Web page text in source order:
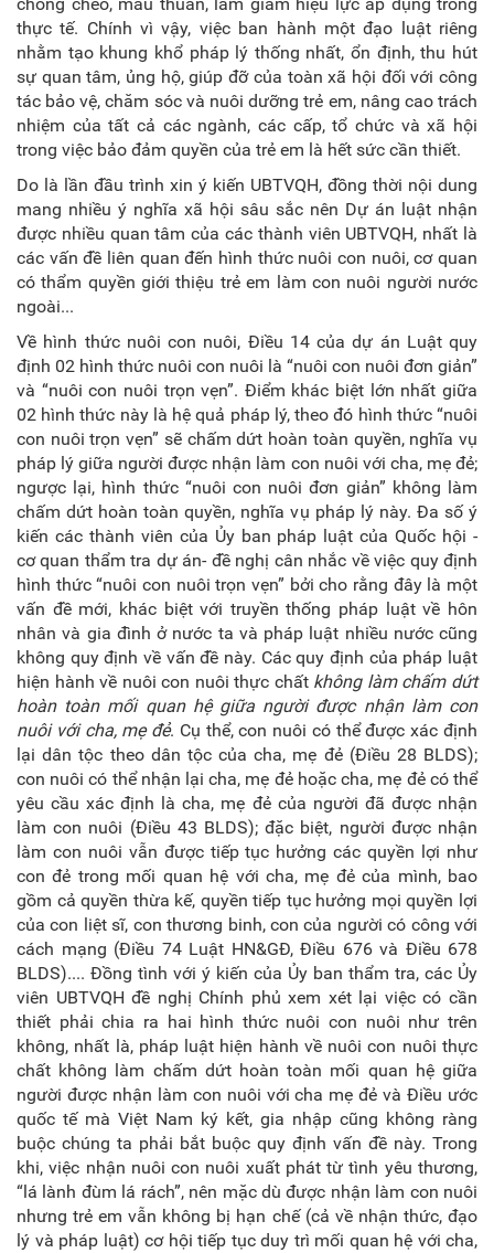
thực tế. Chính vì vậy, việc ban hành một đạo luật riêng
nhằm tạo khung khổ pháp lý thống nhất, ổn định, thu hút
sự quan tâm, ủng hộ, giúp đỡ của toàn xã hội đối với công
tác bảo vệ, chăm sóc và nuôi dưỡng trẻ em, nâng cao trách
nhiệm của tất cả các ngành, các cấp, tổ chức và xã hội
trong việc bảo đảm quyền của trẻ em là hết sức cần thiết.
Do là lần đầu trình xin ý kiến UBTVQH, đồng thời nội dung
mang nhiều ý nghĩa xã hội sâu sắc nên Dự án luật nhận
được nhiều quan tâm của các thành viên UBTVQH, nhất là
các vấn đề liên quan đến hình thức nuôi con nuôi, cơ quan
có thẩm quyền giới thiệu trẻ em làm con nuôi người nước
ngoài...
Về hình thức nuôi con nuôi, Điều 14 của dự án Luật quy
định 02 hình thức nuôi con nuôi là “nuôi con nuôi đơn giản”
và “nuôi con nuôi trọn vẹn”. Điểm khác biệt lớn nhất giữa
02 hình thức này là hệ quả pháp lý, theo đó hình thức “nuôi
con nuôi trọn vẹn” sẽ chấm dứt hoàn toàn quyền, nghĩa vụ
pháp lý giữa người được nhận làm con nuôi với cha, mẹ đẻ;
ngược lại, hình thức “nuôi con nuôi đơn giản” không làm
chấm dứt hoàn toàn quyền, nghĩa vụ pháp lý này. Đa số ý
kiến các thành viên của Ủy ban pháp luật của Quốc hội -
cơ quan thẩm tra dự án- đề nghị cân nhắc về việc quy định
hình thức “nuôi con nuôi trọn vẹn” bởi cho rằng đây là một
vấn đề mới, khác biệt với truyền thống pháp luật về hôn
nhân và gia đình ở nước ta và pháp luật nhiều nước cũng
không quy định về vấn đề này. Các quy định của pháp luật
hiện hành về nuôi con nuôi thực chất không làm chấm dứt
hoàn toàn mối quan hệ giữa người được nhận làm con
nuôi với cha, mẹ đẻ. Cụ thể, con nuôi có thể được xác định
lại dân tộc theo dân tộc của cha, mẹ đẻ (Điều 28 BLDS);
con nuôi có thể nhận lại cha, mẹ đẻ hoặc cha, mẹ đẻ có thể
yêu cầu xác định là cha, mẹ đẻ của người đã được nhận
làm con nuôi (Điều 43 BLDS); đặc biệt, người được nhận
làm con nuôi vẫn được tiếp tục hưởng các quyền lợi như
con đẻ trong mối quan hệ với cha, mẹ đẻ của mình, bao
gồm cả quyền thừa kế, quyền tiếp tục hưởng mọi quyền lợi
của con liệt sĩ, con thương binh, con của người có công với
cách mạng (Điều 74 Luật HN&GĐ, Điều 676 và Điều 678
BLDS).... Đồng tình với ý kiến của Ủy ban thẩm tra, các Ủy
viên UBTVQH đề nghị Chính phủ xem xét lại việc có cần
thiết phải chia ra hai hình thức nuôi con nuôi như trên
không, nhất là, pháp luật hiện hành về nuôi con nuôi thực
chất không làm chấm dứt hoàn toàn mối quan hệ giữa
người được nhận làm con nuôi với cha mẹ đẻ và Điều ước
quốc tế mà Việt Nam ký kết, gia nhập cũng không ràng
buộc chúng ta phải bắt buộc quy định vấn đề này. Trong
khi, việc nhận nuôi con nuôi xuất phát từ tình yêu thương,
“lá lành đùm lá rách”, nên mặc dù được nhận làm con nuôi
nhưng trẻ em vẫn không bị hạn chế (cả về nhận thức, đạo
lý và pháp luật) cơ hội tiếp tục duy trì mối quan hệ với cha,